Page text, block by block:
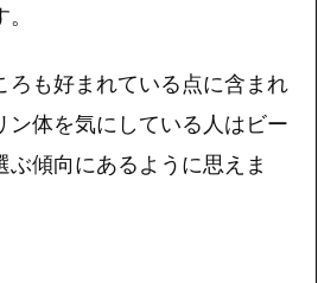
ろも好まれている点に含まれ
ン体を気にしている人はビー
ぶ傾向にあるように思えま